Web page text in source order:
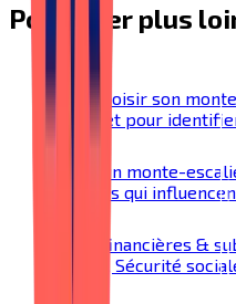
Pour aller plus
Bien choisir son
complet pour
Prix d'un monte-
facteurs qui
Aides financières &
SoliHA, Sécurité